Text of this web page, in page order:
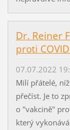
Dr. Reiner
proti
07.07.2022
Milí přátelé,
přečíst. Je to
o "vakcině"
který